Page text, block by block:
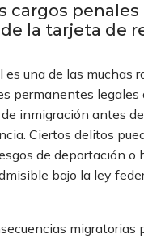
cargos penales
la tarjeta de
una de las muchas
permanentes
inmigración antes
Ciertos delitos
de deportación o
bajo la ley
migratorias